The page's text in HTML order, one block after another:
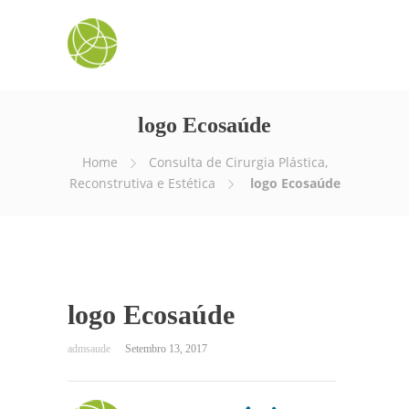
logo Ecosaúde
Home
Consulta de Cirurgia Plástica,
Reconstrutiva e Estética
logo Ecosaúde
logo Ecosaúde
Setembro 13, 2017